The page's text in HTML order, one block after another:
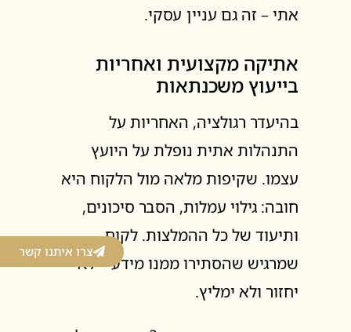
אתי – זה גם עניין עסקי.
אתיקה מקצועית ואחריות
בייעוץ משכנתאות
בהיעדר רגולציה, האחריות על
התנהלות אתית נופלת על היועץ
עצמו. שקיפות מלאה מול הלקוח היא
חובה: גילוי עמלות, הסבר סיכונים,
ותיעוד של כל ההמלצות. לקוח
שמרגיש שהסתירו ממנו מידע – לא
יחזור ולא ימליץ.
צרו איתנו קשר